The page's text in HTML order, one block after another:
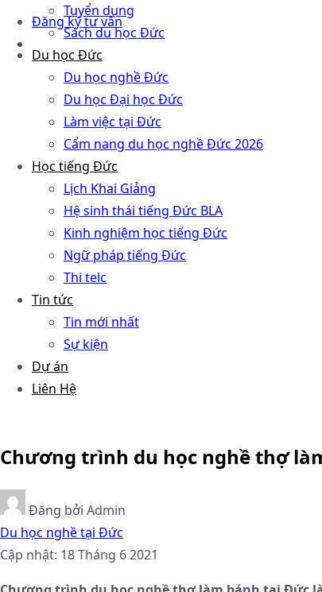
Đăng ký tư vấn
Tuyển dụng
Sách du học Đức
Du học Đức
Du học nghề Đức
Du học Đại học Đức
Làm việc tại Đức
Cẩm nang du học nghề Đức 2026
Học tiếng Đức
Lịch Khai Giảng
Hệ sinh thái tiếng Đức BLA
Kinh nghiệm học tiếng Đức
Ngữ pháp tiếng Đức
Thi telc
Tin tức
Tin mới nhất
Sự kiện
Dự án
Liên Hệ
Chương trình du học nghề thợ
Đăng bởi Admin
Du học nghề tại Đức
Cập nhật: 18 Tháng 6 2021